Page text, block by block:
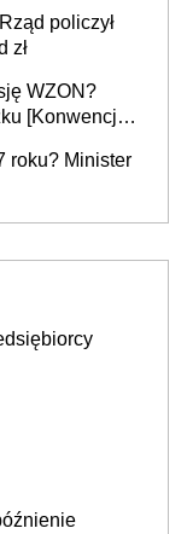
policzył
zł
WZON?
[Konwencja
roku? Minister